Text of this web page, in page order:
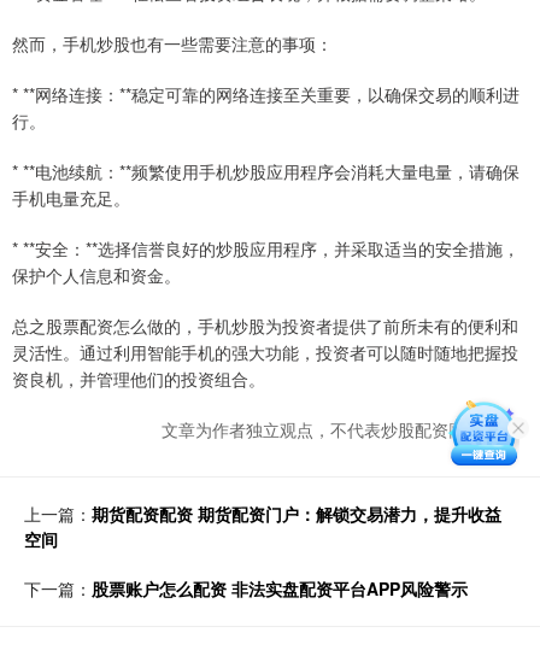
然而，手机炒股也有一些需要注意的事项：
* **网络连接：**稳定可靠的网络连接至关重要，以确保交易的顺利进
行。
* **电池续航：**频繁使用手机炒股应用程序会消耗大量电量，请确保
手机电量充足。
* **安全：**选择信誉良好的炒股应用程序，并采取适当的安全措施，
保护个人信息和资金。
总之股票配资怎么做的，手机炒股为投资者提供了前所未有的便利和
灵活性。通过利用智能手机的强大功能，投资者可以随时随地把握投
资良机，并管理他们的投资组合。
文章为作者独立观点，不代表炒股配资网站观点
上一篇： 期货配资配资 期货配资门户：解锁交易潜力，提升收益
空间
下一篇： 股票账户怎么配资 非法实盘配资平台APP风险警示